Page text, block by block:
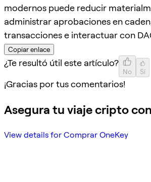
modernos puede reducir
administrar aprobaciones en
transacciones e interactuar con
Copiar enlace
¿Te resultó útil este artículo?
No Sí
¡Gracias por tus comentarios!
Asegura tu viaje cripto
View details for Comprar OneKey